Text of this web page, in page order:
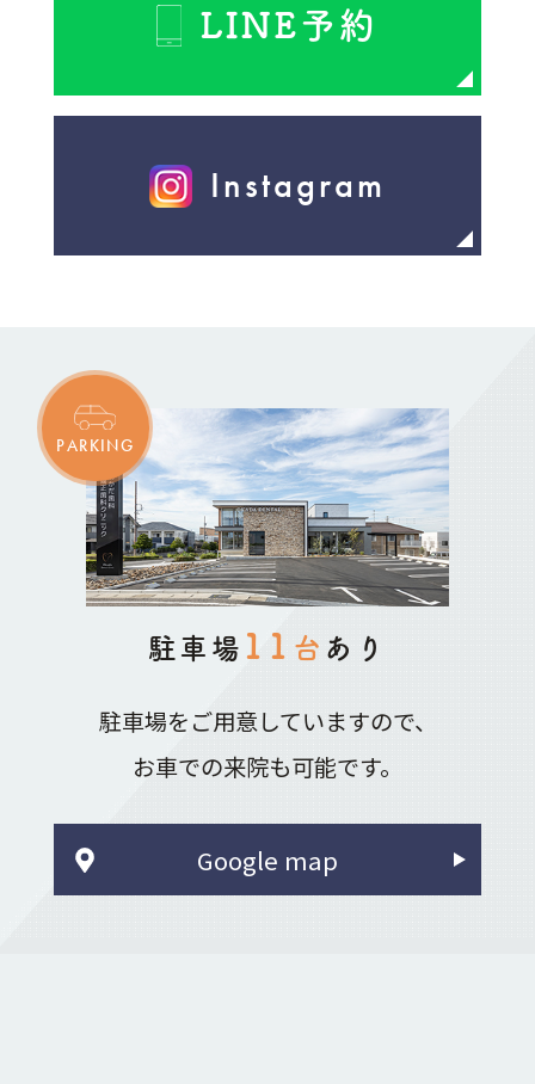
LINE予約
Instagram
PARKING
駐車場 11 台 あり
駐車場をご用意していますので、
お車での来院も可能です。
Google map